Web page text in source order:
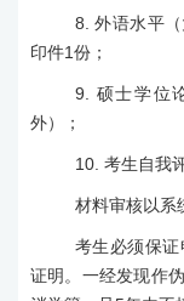
8.外语水平
印件1份；
9. 硕士学位
外）；
10. 考生自我
材料审核以系
考生必须保
证明。一经发现作